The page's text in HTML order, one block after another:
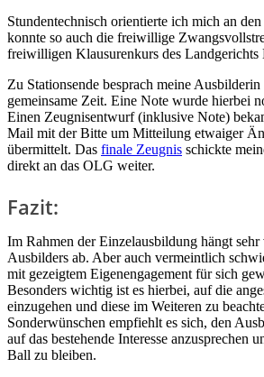
Stundentechnisch orientierte ich mich an
konnte so auch die freiwillige
freiwilligen Klausurenkurs des Landgerichts
Zu Stationsende besprach meine
gemeinsame Zeit. Eine Note wurde hierbei
Einen Zeugnisentwurf (inklusive Note)
Mail mit der Bitte um Mitteilung etwaiger
übermittelt. Das finale Zeugnis schickte
direkt an das OLG weiter.
Fazit:
Im Rahmen der Einzelausbildung hängt
Ausbilders ab. Aber auch vermeintlich
mit gezeigtem Eigenengagement für sich
Besonders wichtig ist es hierbei, auf die
einzugehen und diese im Weiteren zu
Sonderwünschen empfiehlt es sich, den
auf das bestehende Interesse anzusprechen
Ball zu bleiben.